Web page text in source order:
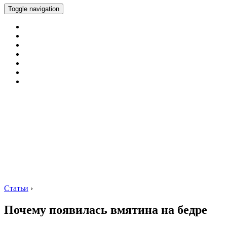
Toggle navigation
Статьи ›
Почему появилась вмятина на бедре